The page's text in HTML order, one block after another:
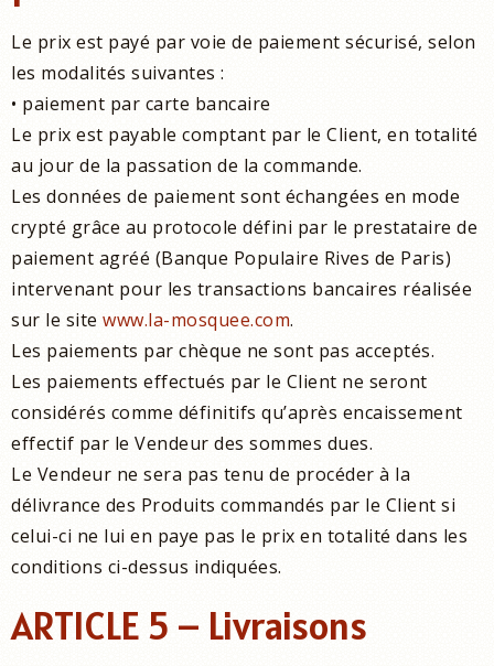
Le prix est payé par voie de paiement sécurisé, selon
les modalités suivantes :
• paiement par carte bancaire
Le prix est payable comptant par le Client, en totalité
au jour de la passation de la commande.
Les données de paiement sont échangées en mode
crypté grâce au protocole défini par le prestataire de
paiement agréé (Banque Populaire Rives de Paris)
intervenant pour les transactions bancaires réalisée
sur le site www.la-mosquee.com.
Les paiements par chèque ne sont pas acceptés.
Les paiements effectués par le Client ne seront
considérés comme définitifs qu’après encaissement
effectif par le Vendeur des sommes dues.
Le Vendeur ne sera pas tenu de procéder à la
délivrance des Produits commandés par le Client si
celui-ci ne lui en paye pas le prix en totalité dans les
conditions ci-dessus indiquées.
ARTICLE 5 – Livraisons